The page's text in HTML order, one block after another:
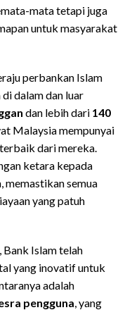
mata tetapi juga
untuk masyarakat
perbankan Islam
dalam dan luar
dan lebih dari 140
Malaysia mempunyai
dari mereka.
ketara kepada
memastikan semua
yang patuh
Bank Islam telah
yang inovatif untuk
adalah
pengguna , yang